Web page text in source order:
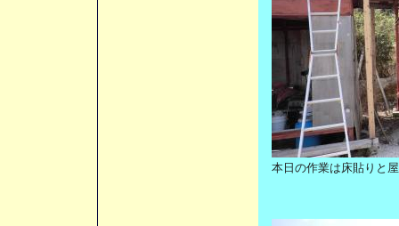
本日の作業は